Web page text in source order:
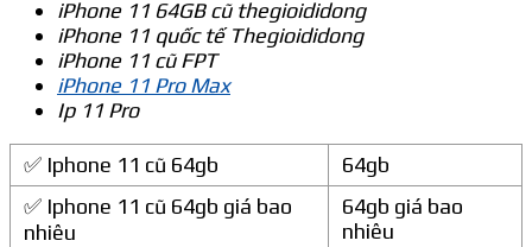
iPhone 11 64GB cũ thegioididong
iPhone 11 quốc tế Thegioididong
iPhone 11 cũ FPT
iPhone 11 Pro Max
Ip 11 Pro
✅ Iphone 11 cũ 64gb
64gb
✅ Iphone 11 cũ 64gb giá bao
nhiêu
64gb giá bao
nhiêu